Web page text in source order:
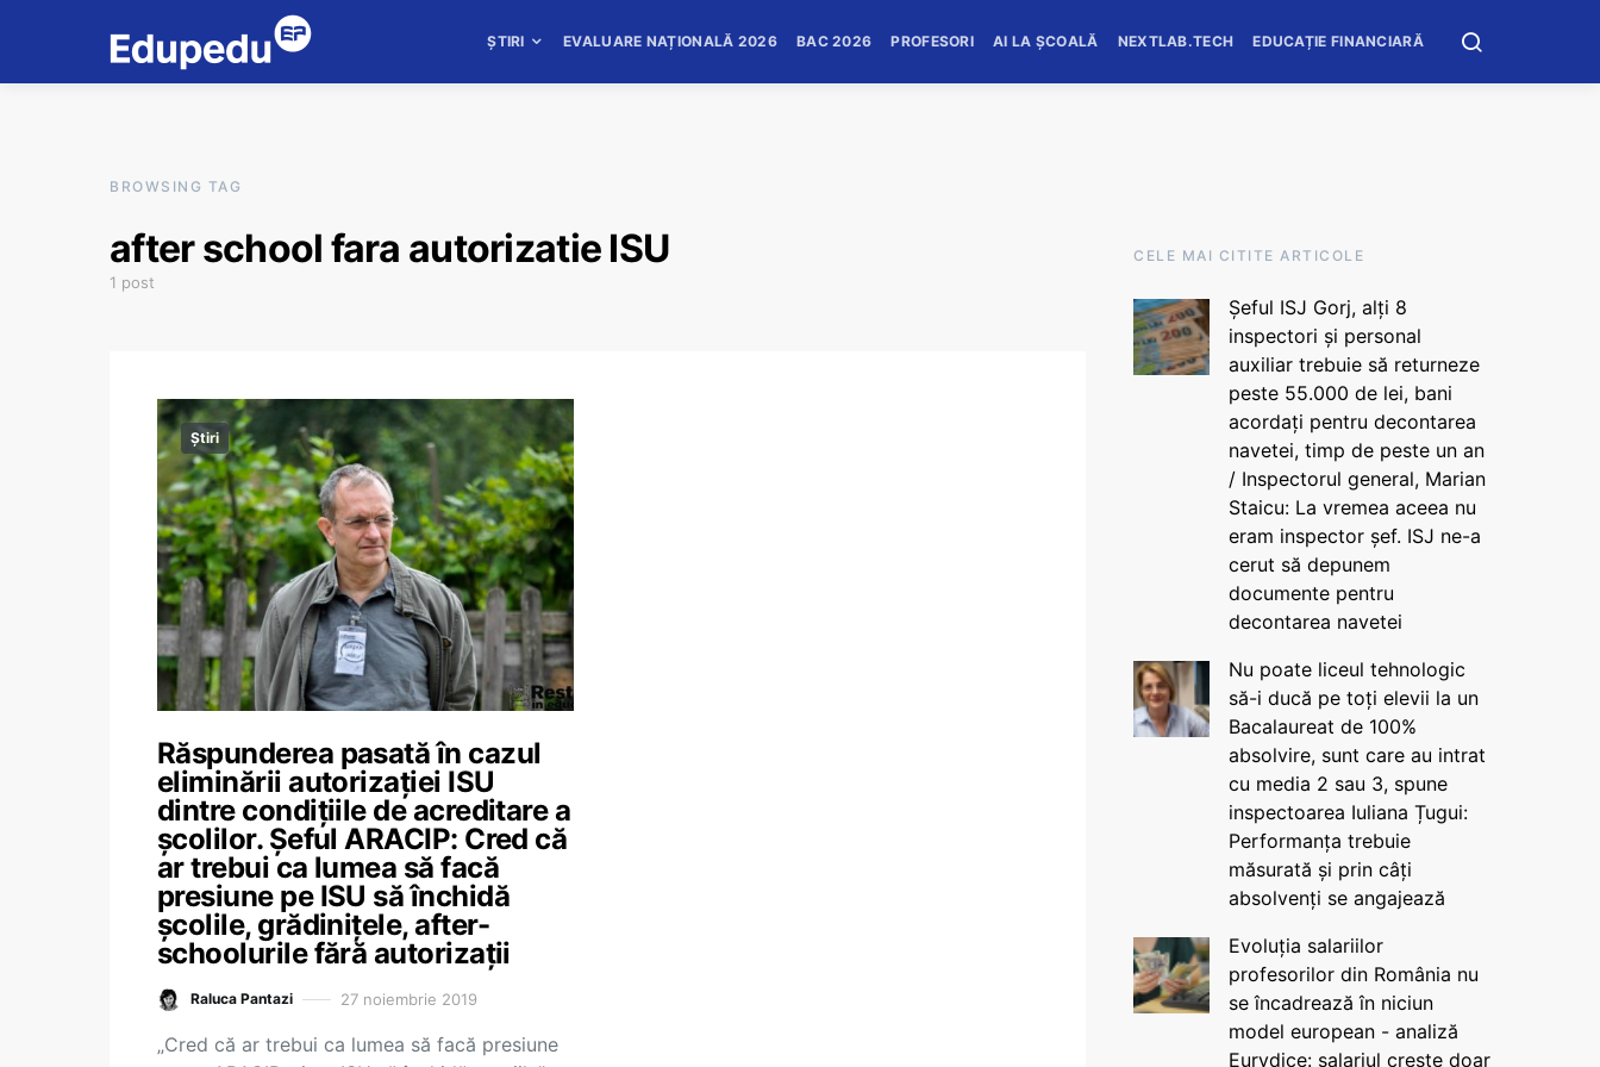
ȘTIRI EVALUARE NAȚIONALĂ 2026 BAC 2026 PROFESORI AI LA ȘCOALĂ NEXTLAB.TECH EDUCAȚIE FINANCIARĂ
BROWSING TAG
after school fara autorizatie ISU
1 post
Știri
Răspunderea pasată în cazul
eliminării autorizației ISU
dintre condițiile de acreditare a
școlilor. Șeful ARACIP: Cred că
ar trebui ca lumea să facă
presiune pe ISU să închidă
școlile, grădinițele, after-
schoolurile fără autorizații
Raluca Pantazi 27 noiembrie 2019
„Cred că ar trebui ca lumea să facă presiune
CELE MAI CITITE ARTICOLE
Șeful ISJ Gorj, alți 8
inspectori și personal
auxiliar trebuie să returneze
peste 55.000 de lei, bani
acordați pentru decontarea
navetei, timp de peste un an
/ Inspectorul general, Marian
Staicu: La vremea aceea nu
eram inspector șef. ISJ ne-a
cerut să depunem
documente pentru
decontarea navetei
Nu poate liceul tehnologic
să-i ducă pe toți elevii la un
Bacalaureat de 100%
absolvire, sunt care au intrat
cu media 2 sau 3, spune
inspectoarea Iuliana Țugui:
Performanța trebuie
măsurată și prin câți
absolvenți se angajează
Evoluția salariilor
profesorilor din România nu
se încadrează în niciun
model european - analiză
Eurydice: salariul crește doar